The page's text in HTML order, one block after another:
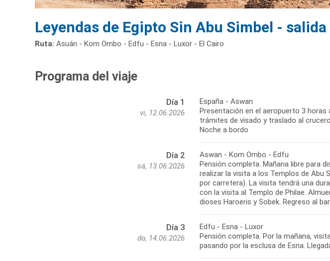
Leyendas de Egipto Sin Abu Simbel -
Ruta: Asuán - Kom Ombo - Edfu - Esna - Luxor - El Cairo
Programa del viaje
Día 1
vi, 12.06.2026
España - Aswan
Presentación en el aeropuerto 3 horas
trámites de visado y traslado al
Noche a bordo
Día 2
sá, 13.06.2026
Aswan - Kom Ombo - Edfu
Pensión completa. Mañana libre para
realizar la visita a los Templos de Abu
por carretera). La visita tendrá una
con la visita al Templo de Philae.
dioses Haroeris y Sobek. Regreso al
Día 3
do, 14.06.2026
Edfu - Esna - Luxor
Pensión completa. Por la mañana,
pasando por la esclusa de Esna.